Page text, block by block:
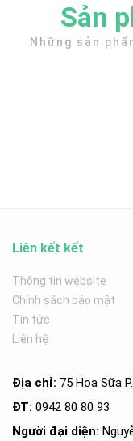
Sản
Những sản
Liên kết kết
Thông tin website
Chính sách bảo mật
Tin tức
Liên hệ
Địa chỉ: 75 Hoa Sữa
ĐT: 0942 80 80 93
Người đại diện: